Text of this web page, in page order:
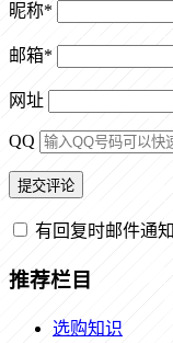
昵称*
邮箱*
网址
QQ
有回复时邮件通
推荐栏目
选购知识